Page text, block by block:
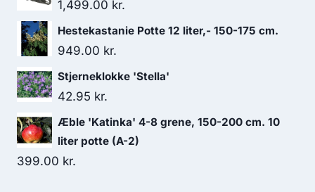
1,499.00 kr.
Hestekastanie Potte 12 liter,- 150-175 cm.
949.00 kr.
Stjerneklokke 'Stella'
42.95 kr.
Æble 'Katinka' 4-8 grene, 150-200 cm. 10
liter potte (A-2)
399.00 kr.